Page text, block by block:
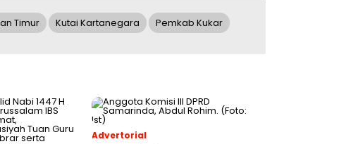
Timur Kutai Kartanegara Pemkab Kukar
Advertorial